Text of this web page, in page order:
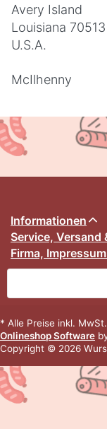
Avery Island
Louisiana 70513
U.S.A.
McIlhenny
Informationen
Service, Versand
Firma,
* Alle Preise inkl.
Onlineshop Software
Copyright © 2026